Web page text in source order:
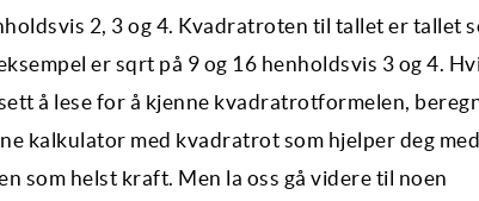
2, 3 og 4. Kvadratroten til tallet er tallet
er sqrt på 9 og 16 henholdsvis 3 og 4.
å lese for å kjenne kvadratrotformelen,
kalkulator med kvadratrot som hjelper deg
som helst kraft. Men la oss gå videre til noen